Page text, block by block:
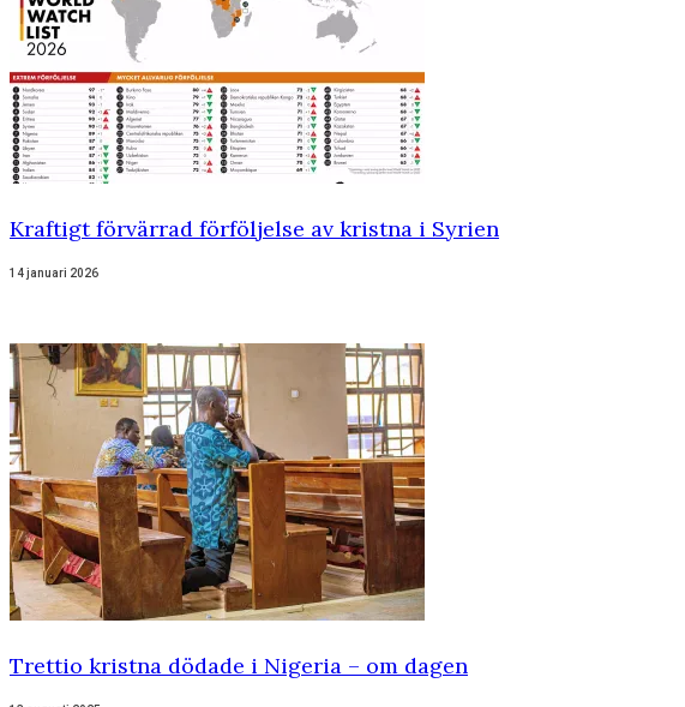
Kraftigt förvärrad förföljelse av kristna i Syrien
14 januari 2026
Trettio kristna dödade i Nigeria – om dagen